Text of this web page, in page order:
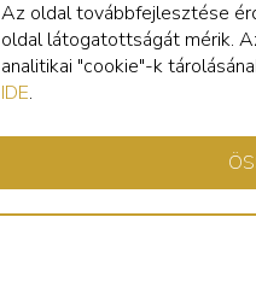
Az oldal továbbfejlesztése
oldal látogatottságát mérik.
analitikai "cookie"-k
IDE.